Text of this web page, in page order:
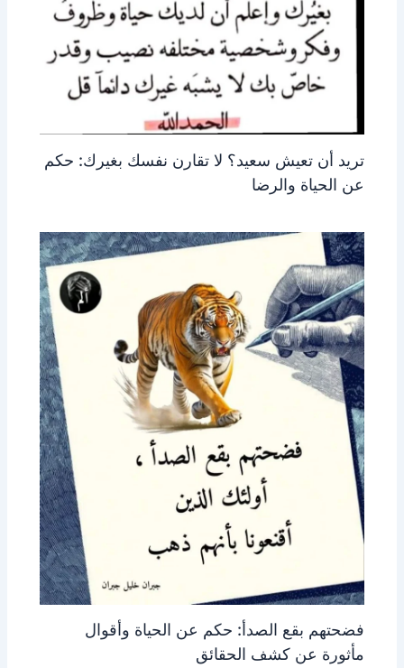
تريد أن تعيش سعيد؟ لا تقارن نفسك بغيرك: حكم
عن الحياة والرضا
فضحتهم بقع الصدأ: حكم عن الحياة وأقوال
مأثورة عن كشف الحقائق